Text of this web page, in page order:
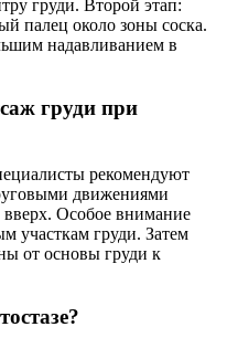
груди. Второй этап:
палец около зоны соска.
надавливанием в
груди при
рекомендуют
движениями
вверх. Особое внимание
участкам груди. Затем
от основы груди к